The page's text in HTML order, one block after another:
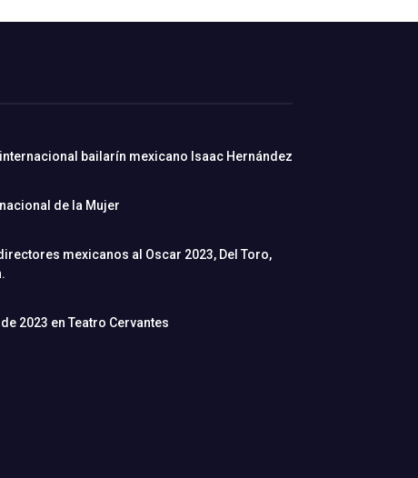
bailarín mexicano Isaac Hernández
de la Mujer
mexicanos al Oscar 2023, Del Toro,
2023 en Teatro Cervantes